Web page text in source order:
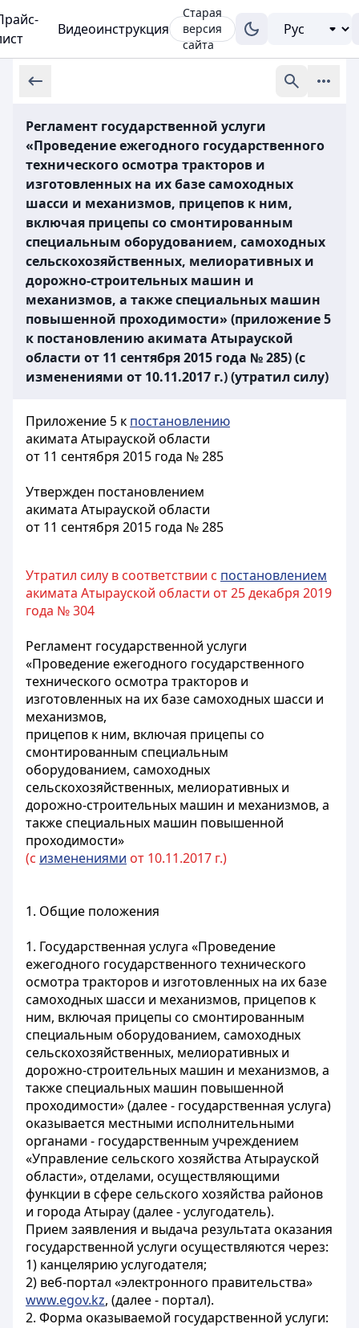
Видеоинструкция
Старая
версия
сайта
Регламент государственной услуги
«Проведение ежегодного государственного
технического осмотра тракторов и
изготовленных на их базе самоходных
шасси и механизмов, прицепов к ним,
включая прицепы со смонтированным
специальным оборудованием, самоходных
сельскохозяйственных, мелиоративных и
дорожно-строительных машин и
механизмов, а также специальных машин
повышенной проходимости» (приложение 5
к постановлению акимата Атырауской
области от 11 сентября 2015 года № 285) (с
изменениями от 10.11.2017 г.) (утратил силу)
Приложение 5 к постановлению
акимата Атырауской области
от 11 сентября 2015 года № 285
Утвержден постановлением
акимата Атырауской области
от 11 сентября 2015 года № 285
Утратил силу в соответствии с постановлением
акимата Атырауской области от 25 декабря 2019
года № 304
Регламент государственной услуги
«Проведение ежегодного государственного
технического осмотра тракторов и
изготовленных на их базе самоходных шасси и
механизмов,
прицепов к ним, включая прицепы со
смонтированным специальным
оборудованием, самоходных
сельскохозяйственных, мелиоративных и
дорожно-строительных машин и механизмов, а
также специальных машин повышенной
проходимости»
(с изменениями от 10.11.2017 г.)
1. Общие положения
1. Государственная услуга «Проведение
ежегодного государственного технического
осмотра тракторов и изготовленных на их базе
самоходных шасси и механизмов, прицепов к
ним, включая прицепы со смонтированным
специальным оборудованием, самоходных
сельскохозяйственных, мелиоративных и
дорожно-строительных машин и механизмов, а
также специальных машин повышенной
проходимости» (далее - государственная услуга)
оказывается местными исполнительными
органами - государственным учреждением
«Управление сельского хозяйства Атырауской
области», отделами, осуществляющими
функции в сфере сельского хозяйства районов
и города Атырау (далее - услугодатель).
Прием заявления и выдача результата оказания
государственной услуги осуществляются через:
1) канцелярию услугодателя;
2) веб-портал «электронного правительства»
www.egov.kz, (далее - портал).
2. Форма оказываемой государственной услуги: